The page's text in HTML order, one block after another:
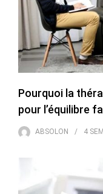
Pourquoi la
pour l’équilibre
ABSOLON 4